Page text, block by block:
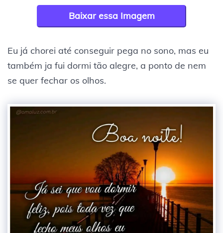
Baixar essa Imagem
Eu já chorei até conseguir pega no sono, mas eu
também ja fui dormi tão alegre, a ponto de nem
se quer fechar os olhos.